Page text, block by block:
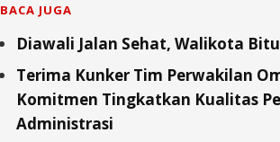
BACA JUGA
Diawali Jalan Sehat, Walikota
Terima Kunker Tim Perwakilan
Komitmen Tingkatkan Kualitas
Administrasi